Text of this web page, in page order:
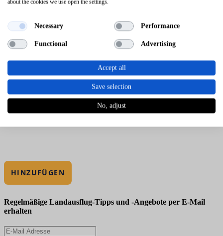
HINZUFÜGEN
Regelmäßige Landausflug-Tipps und -Angebote per E-Mail
erhalten
about the cookies we use open the settings.
Necessary Performance
Functional Advertising
Accept all
Save selection
No, adjust